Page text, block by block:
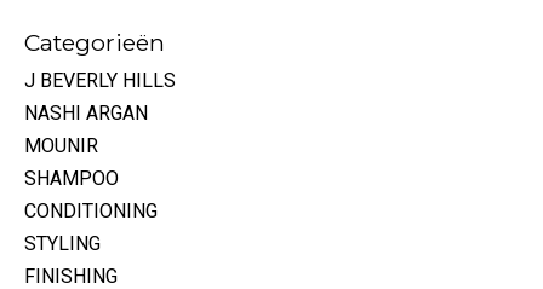
Categorieën
J BEVERLY HILLS
NASHI ARGAN
MOUNIR
SHAMPOO
CONDITIONING
STYLING
FINISHING